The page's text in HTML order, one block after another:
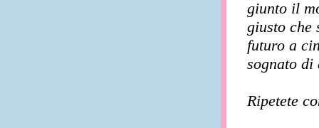
giunto il
giusto che
futuro a
sognato
Ripetete